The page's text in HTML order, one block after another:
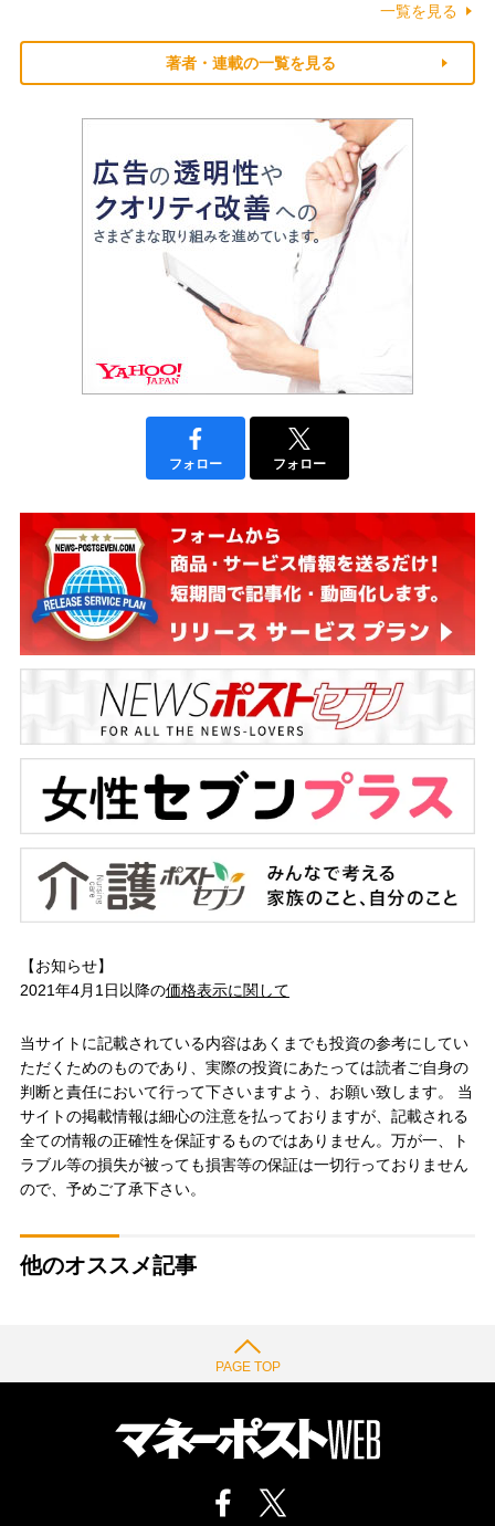
一覧を見る
著者・連載の一覧を見る
フォロー フォロー
【お知らせ】
2021年4月1日以降の価格表示に関して
当サイトに記載されている内容はあくまでも投資の参考にしてい
ただくためのものであり、実際の投資にあたっては読者ご自身の
判断と責任において行って下さいますよう、お願い致します。 当
サイトの掲載情報は細心の注意を払っておりますが、記載される
全ての情報の正確性を保証するものではありません。万が一、ト
ラブル等の損失が被っても損害等の保証は一切行っておりません
ので、予めご了承下さい。
他のオススメ記事
PAGE TOP